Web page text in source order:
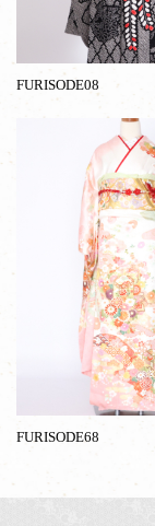
FURISODE08
FURISODE68